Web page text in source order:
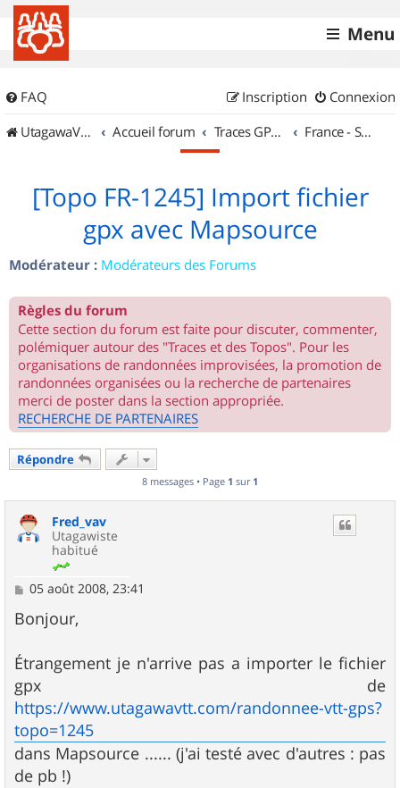
Menu
FAQ Connexion
Inscription
UtagawaVTT (Randos VTT et VTTAE avec traces GPS)
Accueil forum Traces GPS de randos VTT France - Sud Est
[Topo FR-1245] Import fichier
gpx avec Mapsource
Modérateur : Modérateurs des Forums
Règles du forum
Cette section du forum est faite pour discuter, commenter,
polémiquer autour des "Traces et des Topos". Pour les
organisations de randonnées improvisées, la promotion de
randonnées organisées ou la recherche de partenaires
merci de poster dans la section appropriée.
RECHERCHE DE PARTENAIRES
Répondre
8 messages • Page 1 sur 1
Fred_vav
Utagawiste
habitué
M
s
s
g
e
05 août 2008, 23:41
Bonjour,
Étrangement je n'arrive pas a importer le fichier
gpx de
https://www.utagawavtt.com/randonnee-vtt-gps?
topo=1245
dans Mapsource ...... (j'ai testé avec d'autres : pas
de pb !)